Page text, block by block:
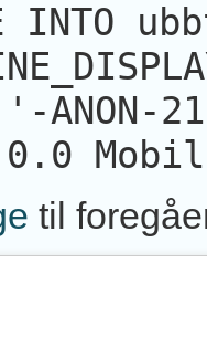
INTO
'-
til